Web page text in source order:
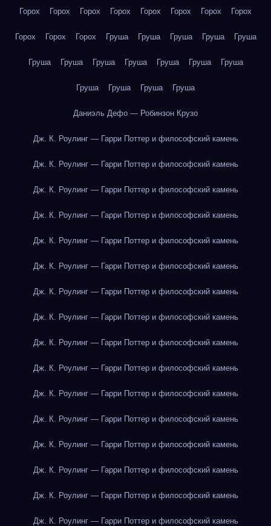
Горох Горох Горох Горох Горох Горох Горох Горох
Горох Горох Горох Груша Груша Груша Груша Груша
Груша Груша Груша Груша Груша Груша Груша
Груша Груша Груша Груша
Даниэль Дефо — Робинзон Крузо
Дж. К. Роулинг — Гарри Поттер и философский камень
Дж. К. Роулинг — Гарри Поттер и философский камень
Дж. К. Роулинг — Гарри Поттер и философский камень
Дж. К. Роулинг — Гарри Поттер и философский камень
Дж. К. Роулинг — Гарри Поттер и философский камень
Дж. К. Роулинг — Гарри Поттер и философский камень
Дж. К. Роулинг — Гарри Поттер и философский камень
Дж. К. Роулинг — Гарри Поттер и философский камень
Дж. К. Роулинг — Гарри Поттер и философский камень
Дж. К. Роулинг — Гарри Поттер и философский камень
Дж. К. Роулинг — Гарри Поттер и философский камень
Дж. К. Роулинг — Гарри Поттер и философский камень
Дж. К. Роулинг — Гарри Поттер и философский камень
Дж. К. Роулинг — Гарри Поттер и философский камень
Дж. К. Роулинг — Гарри Поттер и философский камень
Дж. К. Роулинг — Гарри Поттер и философский камень